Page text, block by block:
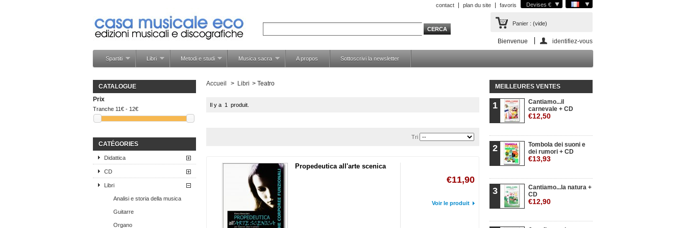
Devises €
contact plan du site favoris
Panier : (vide)
Bienvenue identifiez-vous
Spartiti Libri Metodi e studi Musica sacra A propos Sottoscrivi la newsletter
CATALOGUE
Prix
Tranche 11€ - 12€
CATÉGORIES
Didattica
CD
Libri
Analisi e storia della musica
Guitarre
Organo
Accueil > Libri > Teatro
Il y a 1 produit.
Tri
Propedeutica all'arte scenica
€11,90
Voir le produit
MEILLEURES VENTES
1
Cantiamo...il
carnevale + CD
€12,50
2
Tombola dei suoni e
dei rumori + CD
€13,93
3
Cantiamo...la natura +
CD
€12,90